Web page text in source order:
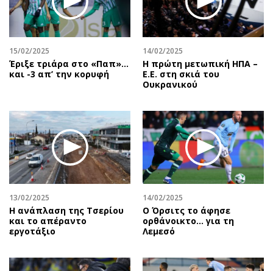
15/02/2025
Έριξε τριάρα στο «Παπ»…
και -3 απ’ την κορυφή
14/02/2025
Η πρώτη μετωπική ΗΠΑ –
Ε.Ε. στη σκιά του
Ουκρανικού
13/02/2025
Η ανάπλαση της Τσερίου
και το απέραντο
εργοτάξιο
14/02/2025
Ο Όρσιτς το άφησε
ορθάνοικτο... για τη
Λεμεσό